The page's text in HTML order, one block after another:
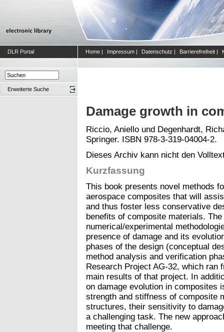
DLR Portal Home | Impressum | Datenschutz | Barrierefreiheit |
Erweiterte Suche
Damage growth in
Riccio, Aniello und Degenhardt,
Springer. ISBN 978-3-319-04004-2.
Dieses Archiv kann nicht den
Kurzfassung
This book presents novel methods
aerospace composites that will
and thus foster less conservative
benefits of composite materials.
numerical/experimental
presence of damage and its
phases of the design (conceptual
method analysis and verification
Research Project AG-32, which ran
main results of that project. In
on damage evolution in composites
strength and stiffness of composite
structures, their sensitivity to
a challenging task. The new
meeting that challenge.